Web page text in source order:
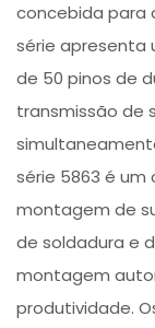
concebida para
série apresenta
de 50 pinos de
transmissão de
série 5863 é
montagem de
de soldadura e
montagem
produtividade.